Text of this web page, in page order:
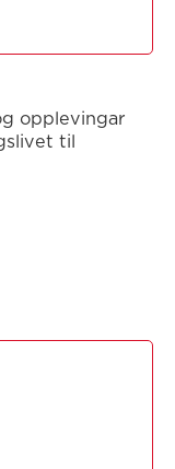
opplevingar
til